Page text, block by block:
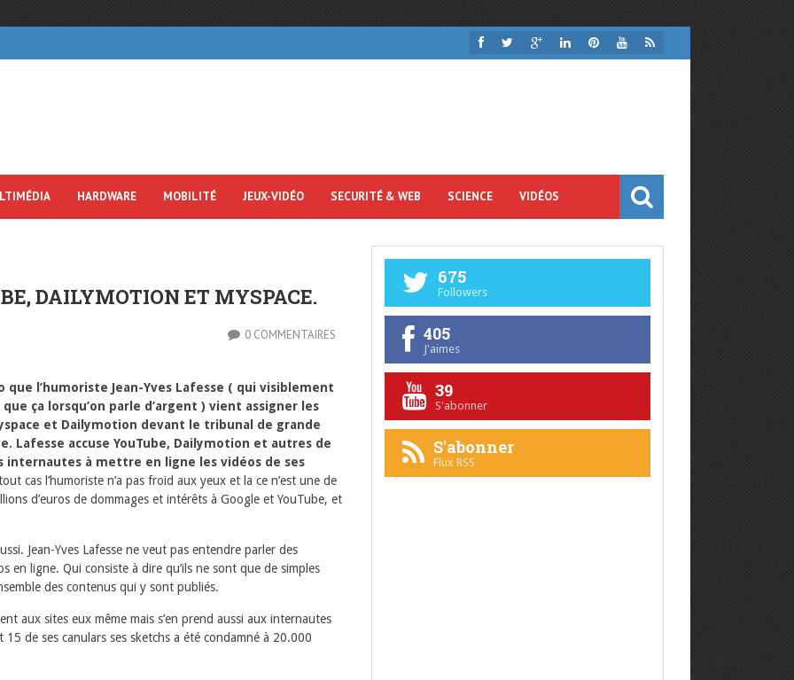
HARDWARE MOBILITÉ JEUX-VIDÉO SECURITÉ & WEB SCIENCE VIDÉOS
DAILYMOTION ET MYSPACE.
0 COMMENTAIRES
que l’humoriste Jean-Yves Lafesse ( qui visiblement
que ça lorsqu’on parle d’argent ) vient assigner les
et Dailymotion devant le tribunal de grande
Lafesse accuse YouTube, Dailymotion et autres de
à mettre en ligne les vidéos de ses
cas l’humoriste n’a pas froid aux yeux et la ce n’est une de
d’euros de dommages et intérêts à Google et YouTube, et
Jean-Yves Lafesse ne veut pas entendre parler des
en ligne. Qui consiste à dire qu’ils ne sont que de simples
des contenus qui y sont publiés.
aux sites eux même mais s’en prend aussi aux internautes
de ses canulars ses sketchs a été condamné à 20.000
675
Followers
405
J'aimes
39
S'abonner
S'abonner
Flux RSS